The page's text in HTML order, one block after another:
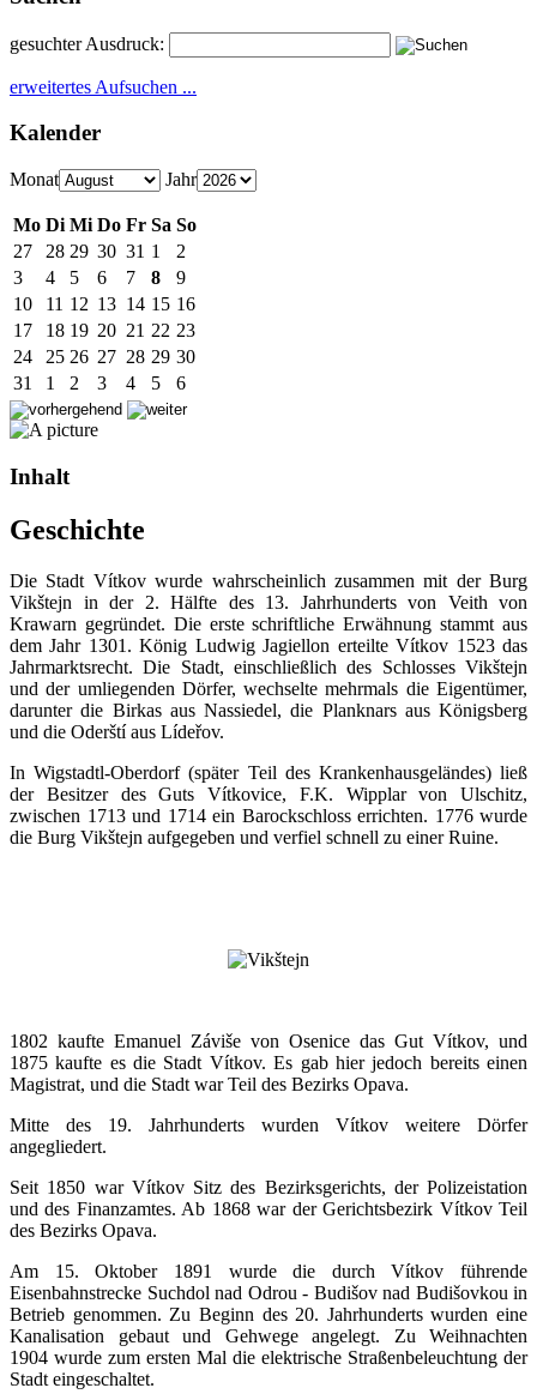
gesuchter Ausdruck:
erweitertes Aufsuchen ...
Kalender
Monat Jahr
Mo Di Mi Do Fr Sa So
27
28 29 30 31 1
2
3
4 5 6 7 8
9
10
11 12 13 14 15 16
17
18 19 20 21 22 23
24
25 26 27 28 29 30
31
1 2 3 4 5 6
Inhalt
Geschichte
Die Stadt Vítkov wurde wahrscheinlich zusammen mit der Burg
Vikštejn in der 2. Hälfte des 13. Jahrhunderts von Veith von
Krawarn gegründet. Die erste schriftliche Erwähnung stammt aus
dem Jahr 1301. König Ludwig Jagiellon erteilte Vítkov 1523 das
Jahrmarktsrecht. Die Stadt, einschließlich des Schlosses Vikštejn
und der umliegenden Dörfer, wechselte mehrmals die Eigentümer,
darunter die Birkas aus Nassiedel, die Planknars aus Königsberg
und die Oderští aus Lídeřov.
In Wigstadtl-Oberdorf (später Teil des Krankenhausgeländes) ließ
der Besitzer des Guts Vítkovice, F.K. Wipplar von Ulschitz,
zwischen 1713 und 1714 ein Barockschloss errichten. 1776 wurde
die Burg Vikštejn aufgegeben und verfiel schnell zu einer Ruine.
1802 kaufte Emanuel Záviše von Osenice das Gut Vítkov, und
1875 kaufte es die Stadt Vítkov. Es gab hier jedoch bereits einen
Magistrat, und die Stadt war Teil des Bezirks Opava.
Mitte des 19. Jahrhunderts wurden Vítkov weitere Dörfer
angegliedert.
Seit 1850 war Vítkov Sitz des Bezirksgerichts, der Polizeistation
und des Finanzamtes. Ab 1868 war der Gerichtsbezirk Vítkov Teil
des Bezirks Opava.
Am 15. Oktober 1891 wurde die durch Vítkov führende
Eisenbahnstrecke Suchdol nad Odrou - Budišov nad Budišovkou in
Betrieb genommen. Zu Beginn des 20. Jahrhunderts wurden eine
Kanalisation gebaut und Gehwege angelegt. Zu Weihnachten
1904 wurde zum ersten Mal die elektrische Straßenbeleuchtung der
Stadt eingeschaltet.